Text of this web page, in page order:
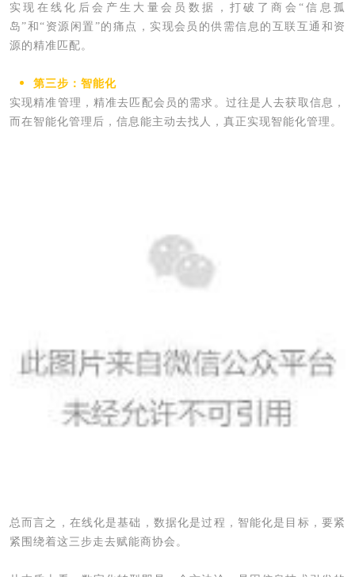
实现在线化后会产生大量会员数据，打破了商会“信息孤
岛”和“资源闲置”的痛点，实现会员的供需信息的互联互通和资
源的精准匹配。
第三步：智能化
实现精准管理，精准去匹配会员的需求。过往是人去获取信息，
而在智能化管理后，信息能主动去找人，真正实现智能化管理。
总而言之，在线化是基础，数据化是过程，智能化是目标，要紧
紧围绕着这三步走去赋能商协会。